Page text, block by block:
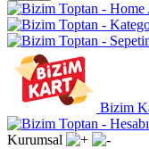
Bizim
Kurumsal